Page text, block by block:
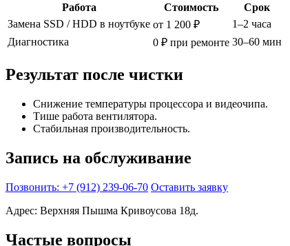
Работа Стоимость
Срок
Замена SSD / HDD в ноутбуке от 1 200 ₽
1–2 часа
Диагностика
0 ₽ при ремонте 30–60 мин
Результат после чистки
Снижение температуры процессора и видеочипа.
Тише работа вентилятора.
Стабильная производительность.
Запись на обслуживание
Позвонить: +7 (912) 239-06-70 Оставить заявку
Адрес: Верхняя Пышма Кривоусова 18д.
Частые вопросы